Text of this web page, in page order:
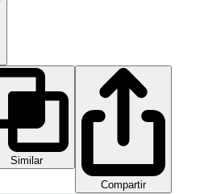
Similar
Compartir